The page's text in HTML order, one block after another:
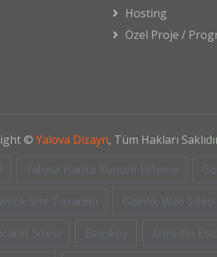
Hosting
Özel Proje /
© Yalova Dizayn, Tüm Hakları
Yalova Harita Konum Ekleme
Site Tasarımı Gemlik Web Sitesi
Sitesi Esenköy Armutlu